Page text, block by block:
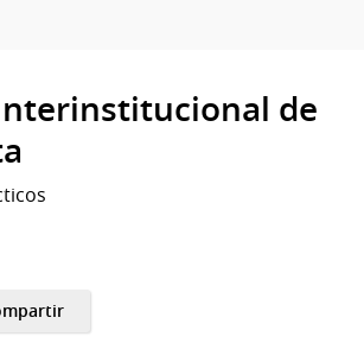
de